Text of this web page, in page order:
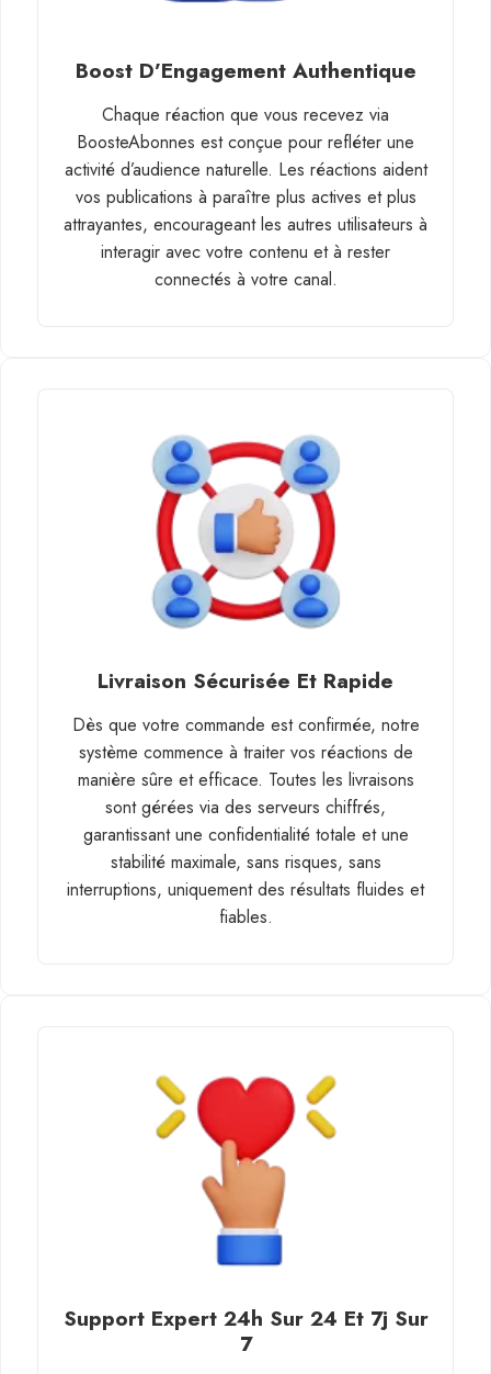
Boost D’Engagement Authentique
Chaque réaction que vous recevez via
BoosteAbonnes est conçue pour refléter une
activité d’audience naturelle. Les réactions aident
vos publications à paraître plus actives et plus
attrayantes, encourageant les autres utilisateurs à
interagir avec votre contenu et à rester
connectés à votre canal.
Livraison Sécurisée Et Rapide
Dès que votre commande est confirmée, notre
système commence à traiter vos réactions de
manière sûre et efficace. Toutes les livraisons
sont gérées via des serveurs chiffrés,
garantissant une confidentialité totale et une
stabilité maximale, sans risques, sans
interruptions, uniquement des résultats fluides et
fiables.
Support Expert 24h Sur 24 Et 7j Sur
7